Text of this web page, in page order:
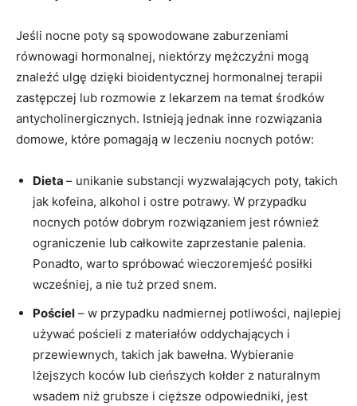
Jeśli nocne poty są spowodowane zaburzeniami
równowagi hormonalnej, niektórzy mężczyźni mogą
znaleźć ulgę dzięki bioidentycznej hormonalnej terapii
zastępczej lub rozmowie z lekarzem na temat środków
antycholinergicznych. Istnieją jednak inne rozwiązania
domowe, które pomagają w leczeniu nocnych potów:
Dieta – unikanie substancji wyzwalających poty, takich
jak kofeina, alkohol i ostre potrawy. W przypadku
nocnych potów dobrym rozwiązaniem jest również
ograniczenie lub całkowite zaprzestanie palenia.
Ponadto, warto spróbować wieczoremjeść posiłki
wcześniej, a nie tuż przed snem.
Pościel – w przypadku nadmiernej potliwości, najlepiej
używać pościeli z materiałów oddychających i
przewiewnych, takich jak bawełna. Wybieranie
lżejszych koców lub cieńszych kołder z naturalnym
wsadem niż grubsze i cięższe odpowiedniki, jest